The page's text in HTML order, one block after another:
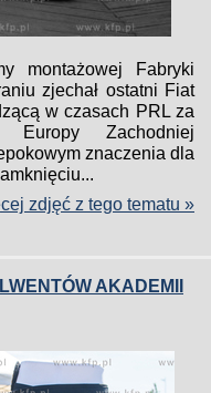
montażowej Fabryki
zjechał ostatni Fiat
w czasach PRL za
Europy Zachodniej
znaczenia dla
zdjęć z tego tematu »
AKADEMII